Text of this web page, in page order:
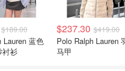
$189.00
Lauren 蓝色
衬衫
$237.30 $419.00
Polo Ralph Lauren
马甲